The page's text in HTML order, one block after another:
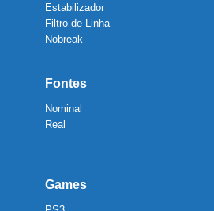
Estabilizador
Filtro de Linha
Nobreak
Fontes
Nominal
Real
Games